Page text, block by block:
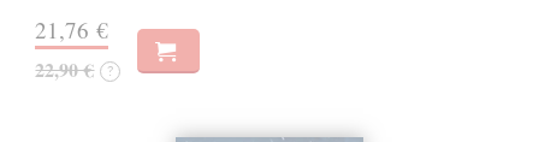
21,76 €
22,90 € ?